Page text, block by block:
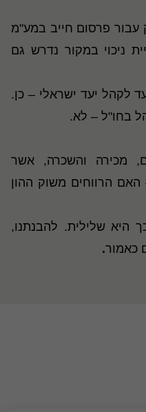
פרסום חייב במע"מ
ניכוי במקור נדרש גם
לקהל יעד ישראלי – כן.
בחו"ל – לא.
מכירה והשכרה, אשר
הרווחים משוק ההון
היא שלילית. להבנתנו,
כאמור.